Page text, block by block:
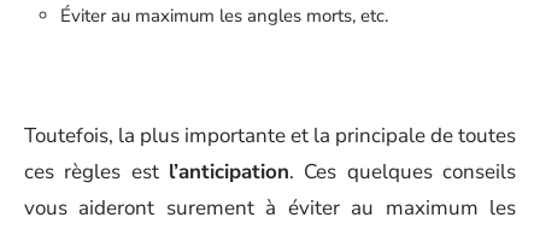
Éviter au maximum les angles morts, etc.
Toutefois, la plus importante et la principale de toutes
ces règles est l’anticipation. Ces quelques conseils
vous aideront surement à éviter au maximum les